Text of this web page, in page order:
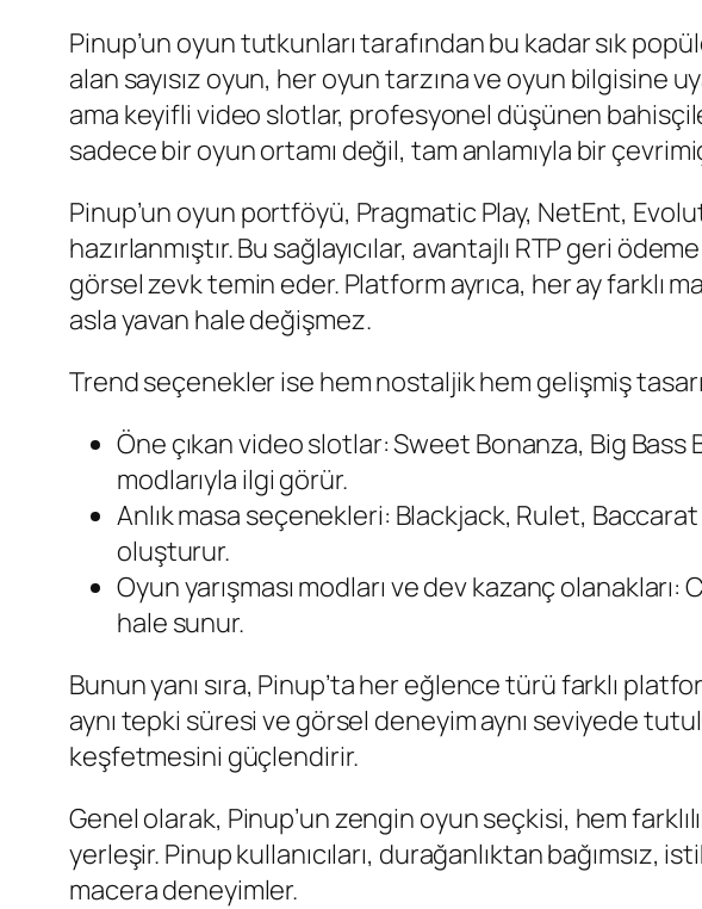
Pinup’un oyun tutkunları tarafından bu kadar sık
alan sayısız oyun, her oyun tarzına ve oyun bilgisine
ama keyifli video slotlar, profesyonel düşünen
sadece bir oyun ortamı değil, tam anlamıyla bir
Pinup’un oyun portföyü, Pragmatic Play, NetEnt,
hazırlanmıştır. Bu sağlayıcılar, avantajlı RTP geri
görsel zevk temin eder. Platform ayrıca, her ay farklı
asla yavan hale değişmez.
Trend seçenekler ise hem nostaljik hem gelişmiş
Öne çıkan video slotlar: Sweet Bonanza, Big
modlarıyla ilgi görür.
Anlık masa seçenekleri: Blackjack, Rulet,
oluşturur.
Oyun yarışması modları ve dev kazanç
hale sunur.
Bunun yanı sıra, Pinup’ta her eğlence türü farklı
aynı tepki süresi ve görsel deneyim aynı seviyede
keşfetmesini güçlendirir.
Genel olarak, Pinup’un zengin oyun seçkisi, hem
yerleşir. Pinup kullanıcıları, durağanlıktan
macera deneyimler.